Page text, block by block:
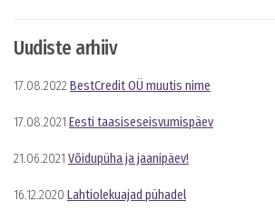
Uudiste arhiiv
17.08.2022 BestCredit OÜ muutis nime
17.08.2021 Eesti taasiseseisvumispäev
21.06.2021 Võidupüha ja jaanipäev!
16.12.2020 Lahtiolekuajad pühadel